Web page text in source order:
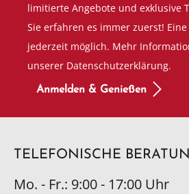
limitierte Angebote und exklusive
Sie erfahren es immer zuerst!
jederzeit möglich. Mehr
unserer Datenschutzerklärung.
Anmelden & Genießen
TELEFONISCHE
Mo. - Fr.: 9:00 - 17:00 Uhr